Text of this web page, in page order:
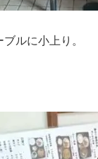
ルに小上り。